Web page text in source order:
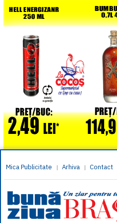
Mica Publicitate | Arhiva | Contact